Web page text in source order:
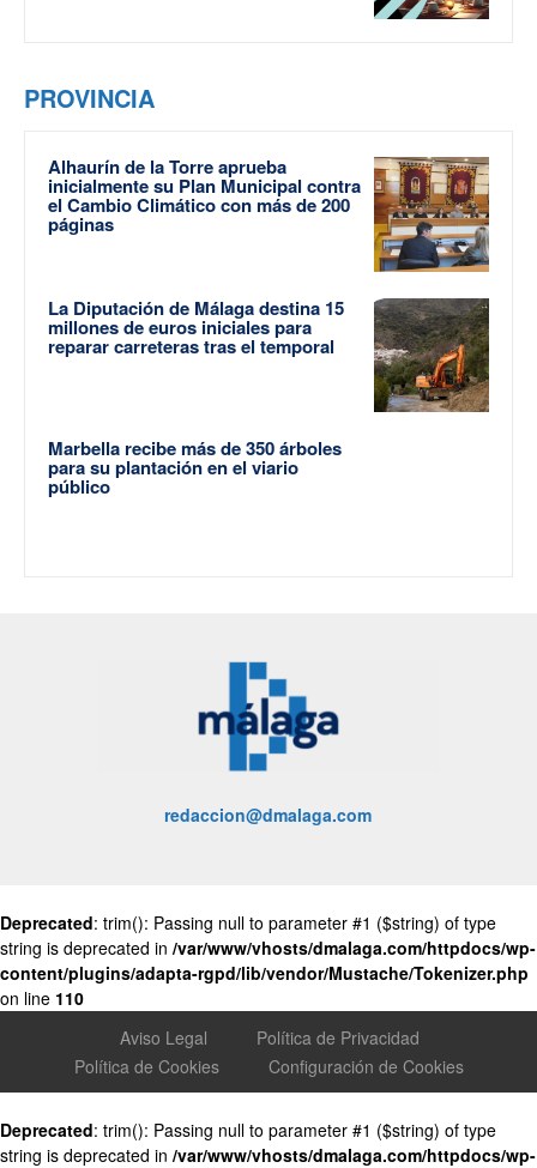
PROVINCIA
Alhaurín de la Torre aprueba
inicialmente su Plan Municipal contra
el Cambio Climático con más de 200
páginas
La Diputación de Málaga destina 15
millones de euros iniciales para
reparar carreteras tras el temporal
Marbella recibe más de 350 árboles
para su plantación en el viario
público
redaccion@dmalaga.com
Deprecated: trim(): Passing null to parameter #1 ($string) of type
string is deprecated in /var/www/vhosts/dmalaga.com/httpdocs/wp-
content/plugins/adapta-rgpd/lib/vendor/Mustache/Tokenizer.php
on line 110
Aviso Legal
Política de Privacidad
Política de Cookies
Configuración de Cookies
Deprecated: trim(): Passing null to parameter #1 ($string) of type
string is deprecated in /var/www/vhosts/dmalaga.com/httpdocs/wp-